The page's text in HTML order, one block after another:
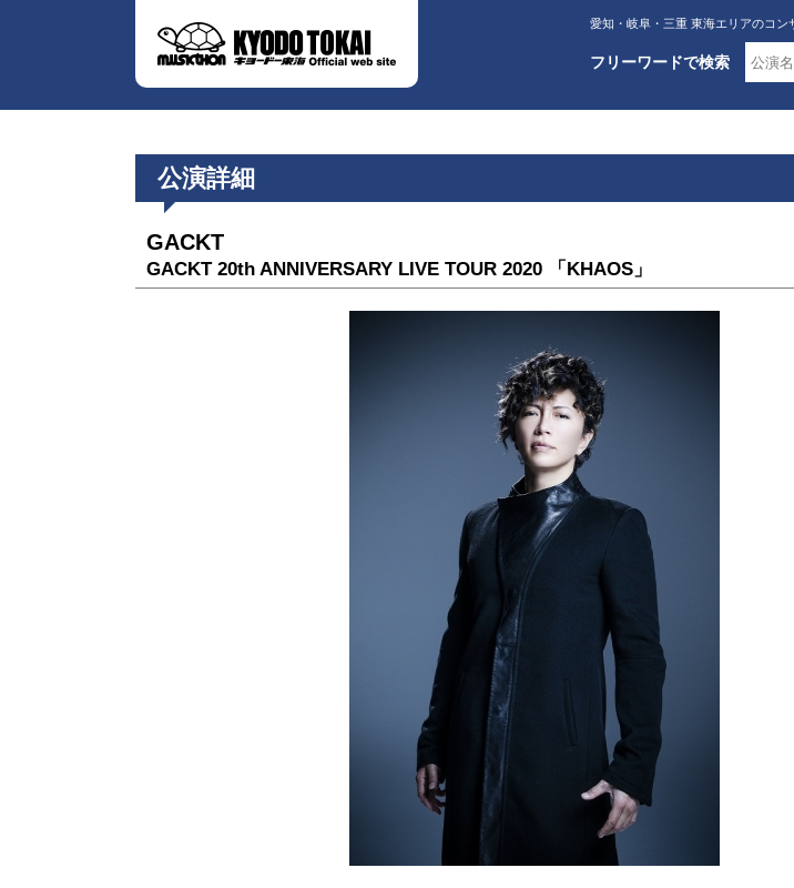
愛知・岐阜・三重 東海エリアのコ
フリーワードで検索
公演詳細
GACKT
GACKT 20th ANNIVERSARY LIVE TOUR 2020 「KHAOS」